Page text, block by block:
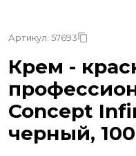
Артикул: 57693
Крем -
Concept
черный,